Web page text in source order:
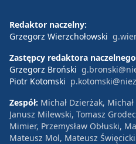
Redaktor naczelny:
Grzegorz Wierzchołowski
Zastępcy redaktora
Grzegorz Broński
Piotr Kotomski
Zespół: Michał Dzierżak,
Janusz Milewski, Tomasz
Mimier, Przemysław Obłuski,
Mateusz Mol, Mateusz Święcicki